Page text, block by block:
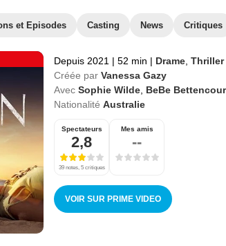
et Episodes Casting News Critiques
Depuis 2021 | 52 min | Drame Thriller
Créée par Vanessa Gazy
Avec Sophie Wilde BeBe
Nationalité Australie
Spectateurs
2,8
39 notes, 5 critiques
Mes amis
--
VOIR SUR PRIME VIDEO